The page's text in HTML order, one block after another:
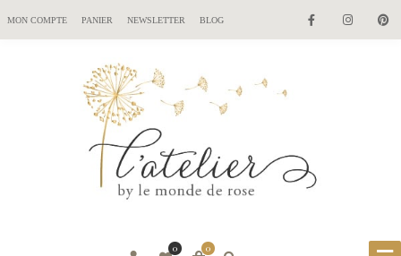
MON COMPTE PANIER NEWSLETTER BLOG
0
0